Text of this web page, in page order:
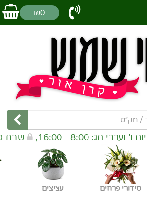
₪0
שבת סגור, *ניתן לבצע
סידורי פרחים עציצים